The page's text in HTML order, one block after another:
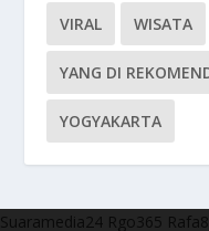
VIRAL WISATA
YANG DI
YOGYAKARTA
Suaramedia24 Rgo365